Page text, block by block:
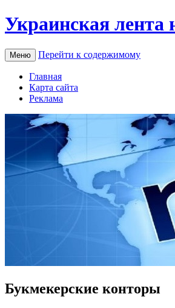
Украинская лента
Меню Перейти к содержимому
Главная
Карта сайта
Реклама
Букмекерские конторы